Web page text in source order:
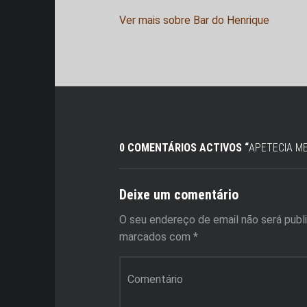
Ver mais sobre Bar do Henrique
0 COMENTÁRIOS ACTIVOS “APETECIA
Deixe um comentário
O seu endereço de email não será
marcados com*